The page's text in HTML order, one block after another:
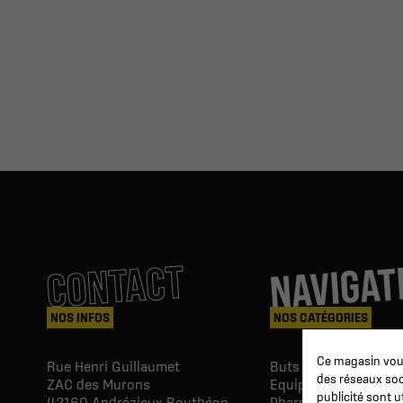
CONTACT
NOS INFOS
Rue Henri Guillaumet
ZAC des Murons
NOS CATÉGORIES
Buts & Abris football
Equipements du
Ce magasin
des réseaux
publicité sont